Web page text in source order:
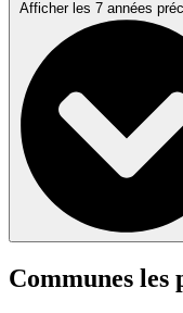
Afficher les 7 années
Communes les